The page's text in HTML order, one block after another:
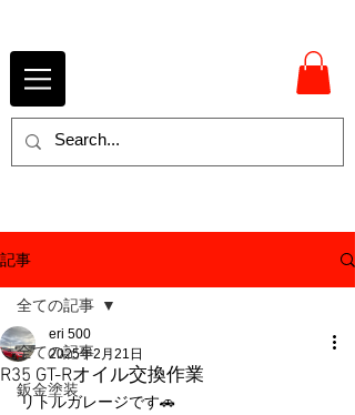
記事
全ての記事
鈑金塗装
全ての記事
R35 GT-Rオイル交換作業
eri 500
2025年2月21日
リトルガレージです🚗